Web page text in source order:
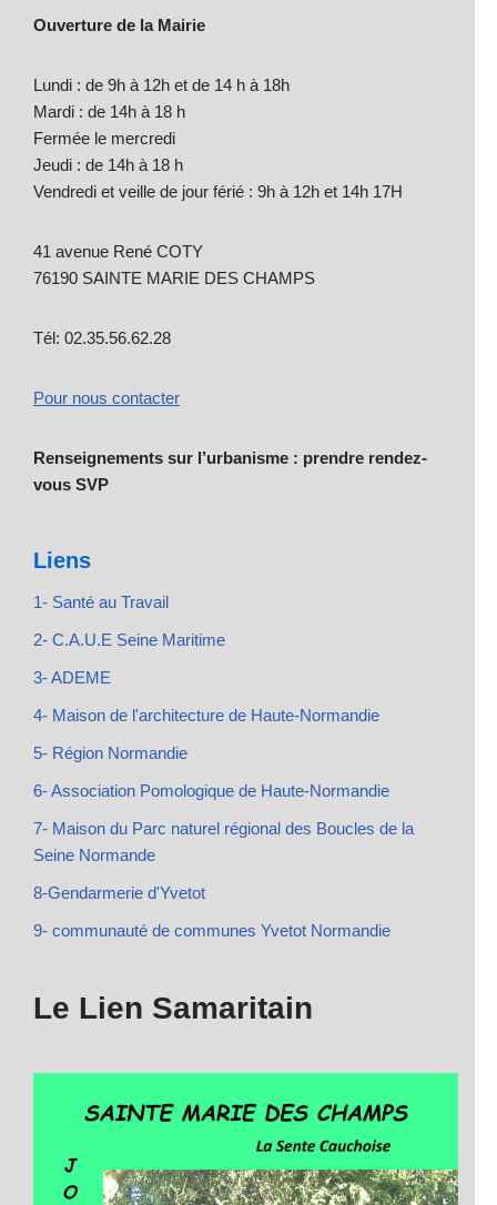
Ouverture de la Mairie
Lundi : de 9h à 12h et de 14 h à 18h
Mardi : de 14h à 18 h
Fermée le mercredi
Jeudi : de 14h à 18 h
Vendredi et veille de jour férié : 9h à 12h et 14h 17H
41 avenue René COTY
76190 SAINTE MARIE DES CHAMPS
Tél: 02.35.56.62.28
Pour nous contacter
Renseignements sur l’urbanisme : prendre rendez-
vous SVP
Liens
1- Santé au Travail
2- C.A.U.E Seine Maritime
3- ADEME
4- Maison de l'architecture de Haute-Normandie
5- Région Normandie
6- Association Pomologique de Haute-Normandie
7- Maison du Parc naturel régional des Boucles de la
Seine Normande
8-Gendarmerie d'Yvetot
9- communauté de communes Yvetot Normandie
Le Lien Samaritain